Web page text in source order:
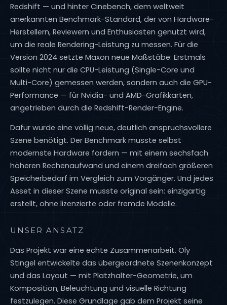
Redshift — und hinter Cinebench, dem weltweit
anerkannten Benchmark-Standard, der von Hardware-
Herstellern, Reviewern und Enthusiasten genutzt wird,
um die reale Rendering-Leistung zu messen. Für die
Version 2024 setzte Maxon neue Maßstäbe: Erstmals
sollte nicht nur die CPU-Leistung (Single-Core und
Multi-Core) gemessen werden, sondern auch die GPU-
Performance — für Nvidia- und AMD-Grafikkarten,
angetrieben durch die Redshift-Render-Engine.
Dafür wurde eine völlig neue, deutlich anspruchsvollere
Szene benötigt. Der Benchmark musste selbst
modernste Hardware fordern — mit einem sechsfach
höheren Rechenaufwand und einem dreifach größeren
Speicherbedarf im Vergleich zum Vorgänger. Und jedes
Asset in dieser Szene musste original sein: einzigartig
erstellt, ohne lizenzierte oder fremde Modelle.
UNSER ANSATZ
Das Projekt war eine echte Zusammenarbeit. Oly
Stingel entwickelte das übergeordnete Szenenkonzept
und das Layout — mit Platzhalter-Geometrie, um
Komposition, Beleuchtung und visuelle Richtung
festzulegen. Diese Grundlage gab dem Projekt seine